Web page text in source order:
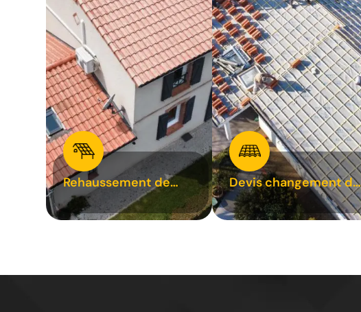
Rehaussement de
toiture 31
Devis changement de
tuile 31